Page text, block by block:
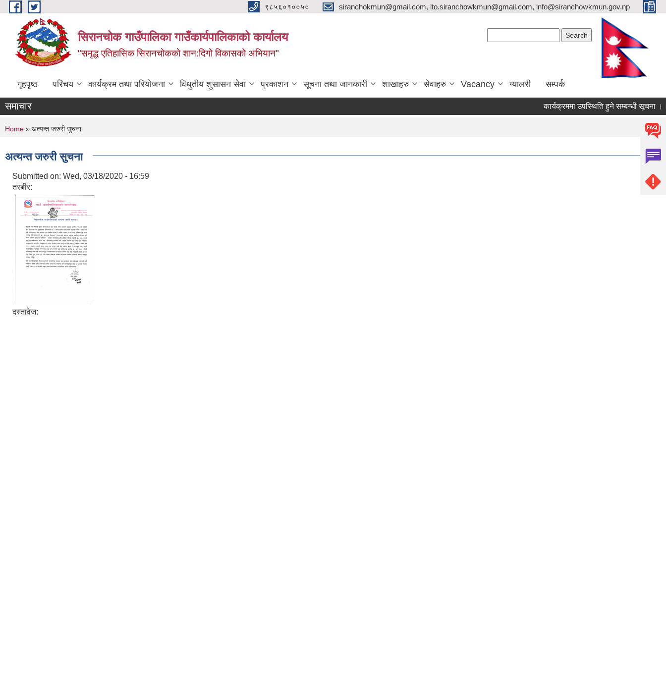
Skip to main content ९८५६०१००५० siranchokmun@gmail.com, ito.siranchowkmun@gmail.com, info@siranchowkmun.gov.np
सिरानचोक गाउँपालिका गाउँकार्यपालिकाको कार्यालय
"समृद्ध एतिहासिक सिरानचोकको शान:दिगो विकासको अभियान"
गृहपृष्ठ परिचय कार्यक्रम तथा परियोजना विधुतीय शुसासन सेवा प्रकाशन सूचना तथा जानकारी शाखाहरु सेवाहरु Vacancy ग्यालरी सम्पर्क
समाचार कार्यक्रममा उपस्थिति हुने सम्बन्धी सूचना ।।
You are here
Home » अत्यन्त जरुरी सुचना
अत्यन्त जरुरी सुचना
Submitted on: Wed, 03/18/2020 - 16:59
तस्बीर:
दस्तावेज: